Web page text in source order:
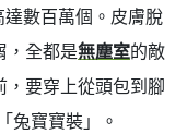
數百萬個。皮膚脫
，全都是無塵室的敵
，要穿上從頭包到腳
兔寶寶裝」。